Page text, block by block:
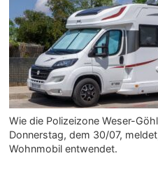
Wie die Polizeizone Weser-
Donnerstag, dem 30/07,
Wohnmobil entwendet.